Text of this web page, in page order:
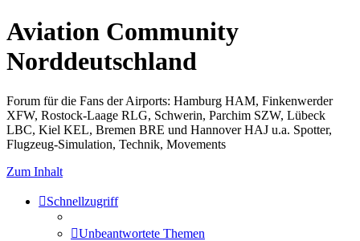
Aviation Community
Norddeutschland
Forum für die Fans der Airports: Hamburg HAM, Finkenwerder
XFW, Rostock-Laage RLG, Schwerin, Parchim SZW, Lübeck
LBC, Kiel KEL, Bremen BRE und Hannover HAJ u.a. Spotter,
Flugzeug-Simulation, Technik, Movements
Zum Inhalt
Schnellzugriff
Unbeantwortete Themen